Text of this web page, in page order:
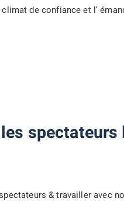
de confiance et l’
spectateurs
& travailler avec